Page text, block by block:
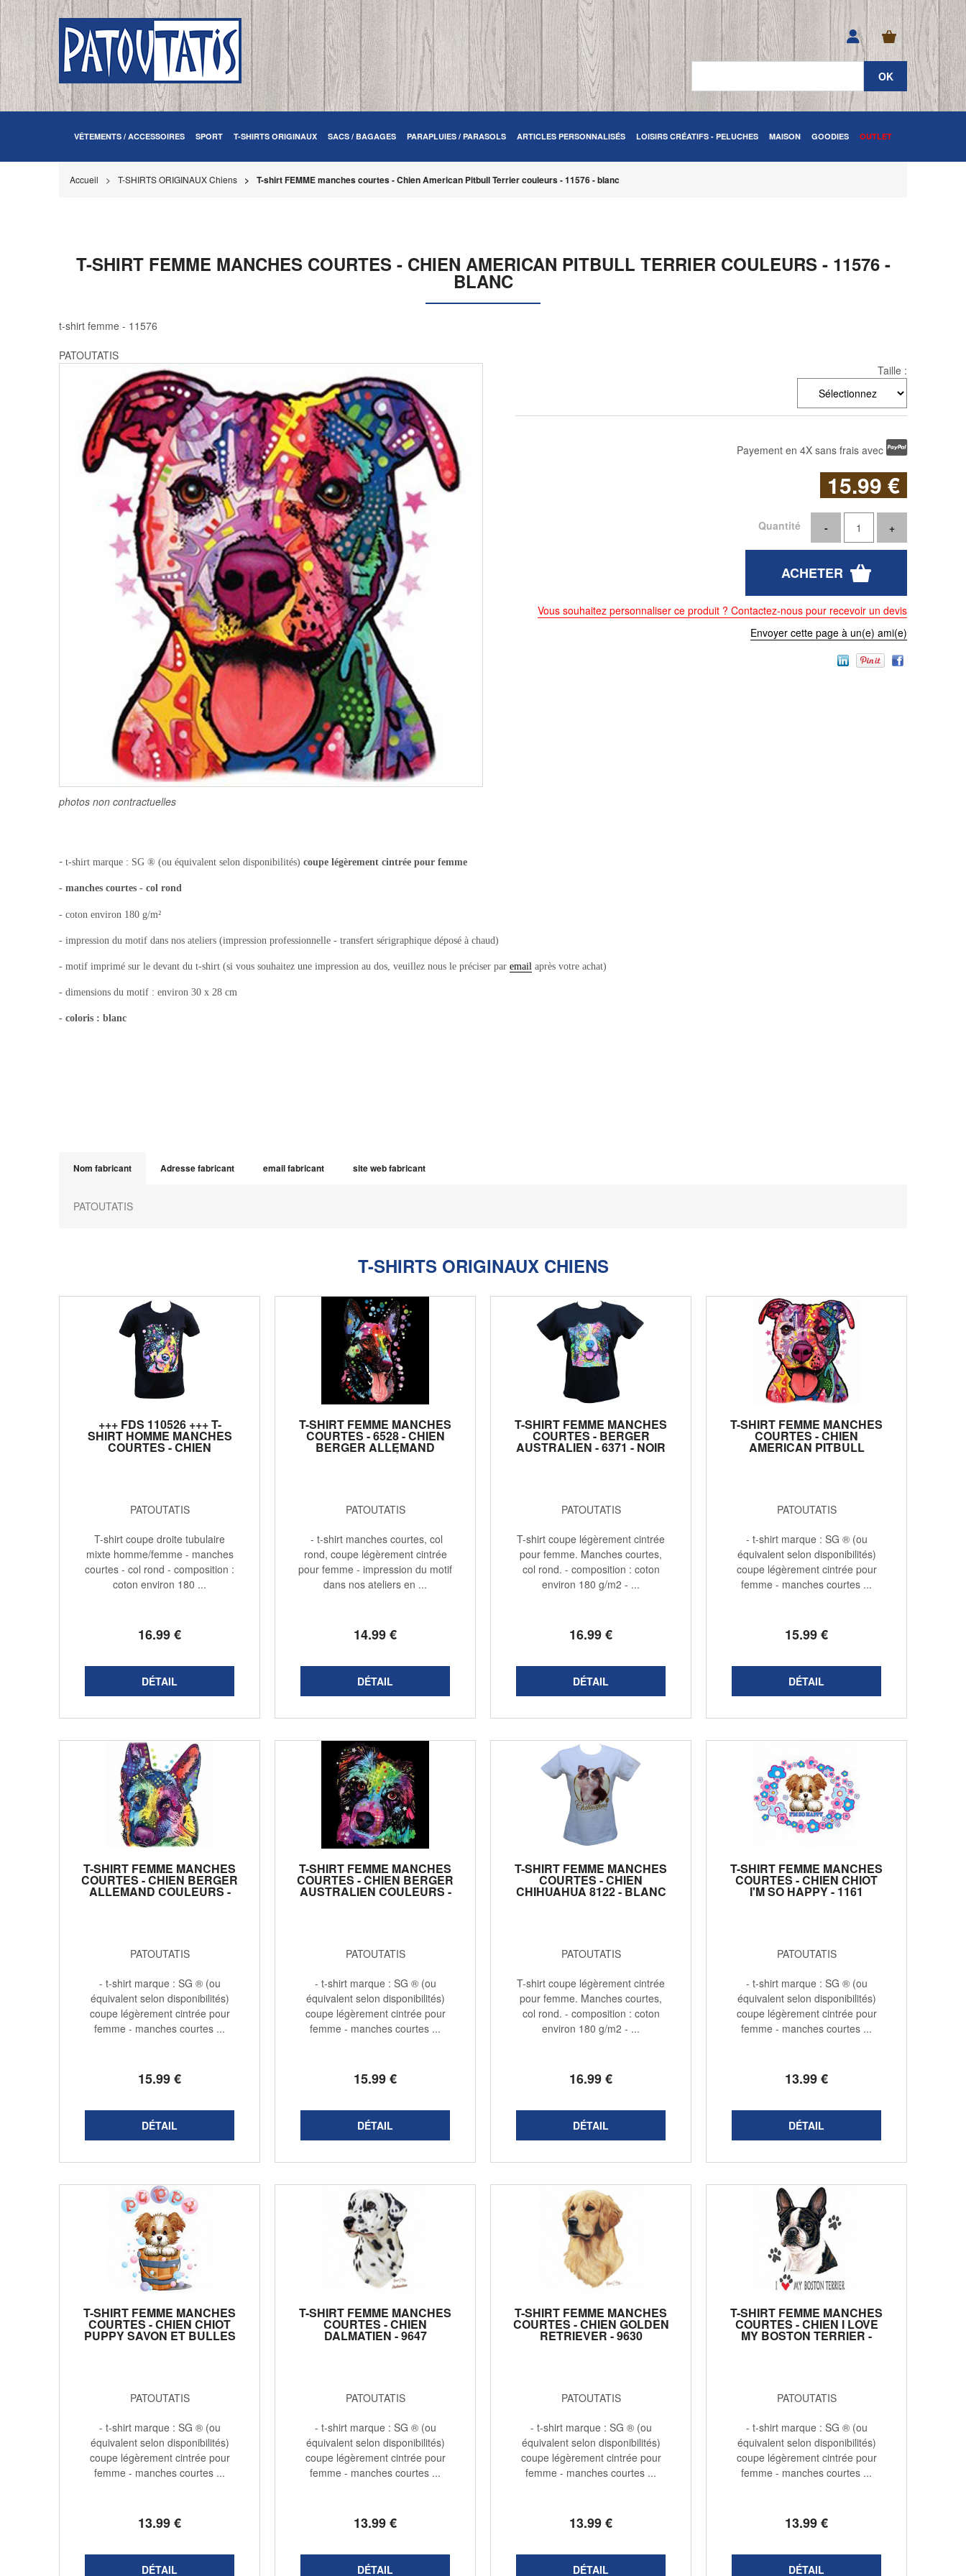
VÊTEMENTS / ACCESSOIRES SPORT T-SHIRTS ORIGINAUX SACS / BAGAGES PARAPLUIES / PARASOLS ARTICLES PERSONNALISÉS LOISIRS CRÉATIFS - PELUCHES MAISON GOODIES OUTLET
Accueil T-SHIRTS ORIGINAUX Chiens T-shirt FEMME manches courtes - Chien American Pitbull Terrier couleurs - 11576 - blanc
T-SHIRT FEMME MANCHES COURTES - CHIEN AMERICAN PITBULL TERRIER COULEURS - 11576 -
BLANC
t-shirt femme - 11576
PATOUTATIS
photos non contractuelles
Taille :
Payement en 4X sans frais avec
15.99 €
Quantité
Vous souhaitez personnaliser ce produit ? Contactez-nous pour recevoir un devis
Envoyer cette page à un(e) ami(e)
- t-shirt marque : SG ® (ou équivalent selon disponibilités) coupe légèrement cintrée pour femme
- manches courtes - col rond
- coton environ 180 g/m²
- impression du motif dans nos ateliers (impression professionnelle - transfert sérigraphique déposé à chaud)
- motif imprimé sur le devant du t-shirt (si vous souhaitez une impression au dos, veuillez nous le préciser par email après votre achat)
- dimensions du motif : environ 30 x 28 cm
- coloris : blanc
Nom fabricant Adresse fabricant email fabricant site web fabricant
PATOUTATIS
T-SHIRTS ORIGINAUX CHIENS
+++ FDS 110526 +++ T-
SHIRT HOMME MANCHES
COURTES - CHIEN
PATOUTATIS
16.99€
T-shirt coupe droite tubulaire
mixte homme/femme - manches
courtes - col rond - composition :
coton environ 180 ...
T-SHIRT FEMME MANCHES
COURTES - 6528 - CHIEN
BERGER ALLEMAND
COLORÉ
PATOUTATIS
14.99€
- t-shirt manches courtes, col
rond, coupe légèrement cintrée
pour femme - impression du motif
dans nos ateliers en ...
T-SHIRT FEMME MANCHES
COURTES - BERGER
AUSTRALIEN - 6371 - NOIR
PATOUTATIS
16.99€
T-shirt coupe légèrement cintrée
pour femme. Manches courtes,
col rond. - composition : coton
environ 180 g/m2 - ...
T-SHIRT FEMME MANCHES
COURTES - CHIEN
AMERICAN PITBULL
PATOUTATIS
15.99€
- t-shirt marque : SG ® (ou
équivalent selon disponibilités)
coupe légèrement cintrée pour
femme - manches courtes ...
T-SHIRT FEMME MANCHES
COURTES - CHIEN BERGER
ALLEMAND COULEURS -
PATOUTATIS
15.99€
- t-shirt marque : SG ® (ou
équivalent selon disponibilités)
coupe légèrement cintrée pour
femme - manches courtes ...
T-SHIRT FEMME MANCHES
COURTES - CHIEN BERGER
AUSTRALIEN COULEURS -
PATOUTATIS
15.99€
- t-shirt marque : SG ® (ou
équivalent selon disponibilités)
coupe légèrement cintrée pour
femme - manches courtes ...
T-SHIRT FEMME MANCHES
COURTES - CHIEN
CHIHUAHUA 8122 - BLANC
PATOUTATIS
16.99€
T-shirt coupe légèrement cintrée
pour femme. Manches courtes,
col rond. - composition : coton
environ 180 g/m2 - ...
T-SHIRT FEMME MANCHES
COURTES - CHIEN CHIOT
I'M SO HAPPY - 1161
PATOUTATIS
13.99€
- t-shirt marque : SG ® (ou
équivalent selon disponibilités)
coupe légèrement cintrée pour
femme - manches courtes ...
T-SHIRT FEMME MANCHES
COURTES - CHIEN CHIOT
PUPPY SAVON ET BULLES
PATOUTATIS
13.99€
- t-shirt marque : SG ® (ou
équivalent selon disponibilités)
coupe légèrement cintrée pour
femme - manches courtes ...
T-SHIRT FEMME MANCHES
COURTES - CHIEN
DALMATIEN - 9647
PATOUTATIS
13.99€
- t-shirt marque : SG ® (ou
équivalent selon disponibilités)
coupe légèrement cintrée pour
femme - manches courtes ...
T-SHIRT FEMME MANCHES
COURTES - CHIEN GOLDEN
RETRIEVER - 9630
PATOUTATIS
13.99€
- t-shirt marque : SG ® (ou
équivalent selon disponibilités)
coupe légèrement cintrée pour
femme - manches courtes ...
T-SHIRT FEMME MANCHES
COURTES - CHIEN I LOVE
MY BOSTON TERRIER -
PATOUTATIS
13.99€
- t-shirt marque : SG ® (ou
équivalent selon disponibilités)
coupe légèrement cintrée pour
femme - manches courtes ...